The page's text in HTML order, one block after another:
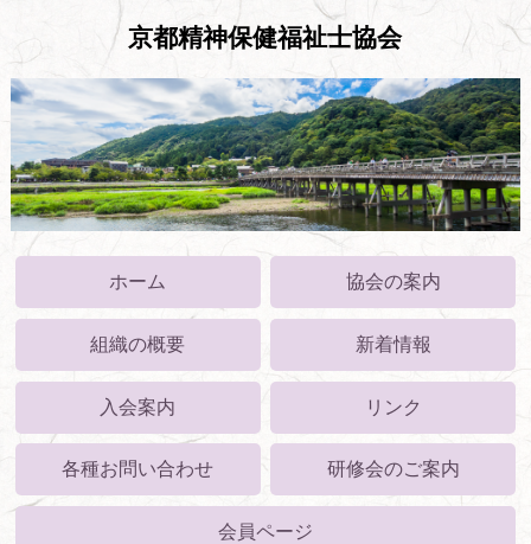
京都精神保健福祉士協会
ホーム 協会の案内
組織の概要 新着情報
入会案内 リンク
各種お問い合わせ 研修会のご案内
会員ページ